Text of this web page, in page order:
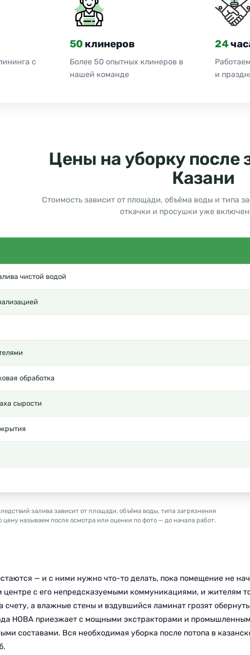
с
50 клинеров
Более 50 опытных клинеров в
нашей команде
24
и
Цены на уборку после
Казани
Стоимость зависит от площади, объёма воды и типа
откачки и просушки уже
чистой водой
обработка
сырости
залива зависит от площади, объёма воды, типа загрязнения
называем после осмотра или оценки по фото — до начала работ.
— и с ними нужно что-то делать, пока помещение не
центре с его непредсказуемыми коммуникациями, и жителям
а влажные стены и вздувшийся ламинат грозят
НОВА приезжает с мощными экстракторами и
составами. Вся необходимая уборка после потопа в